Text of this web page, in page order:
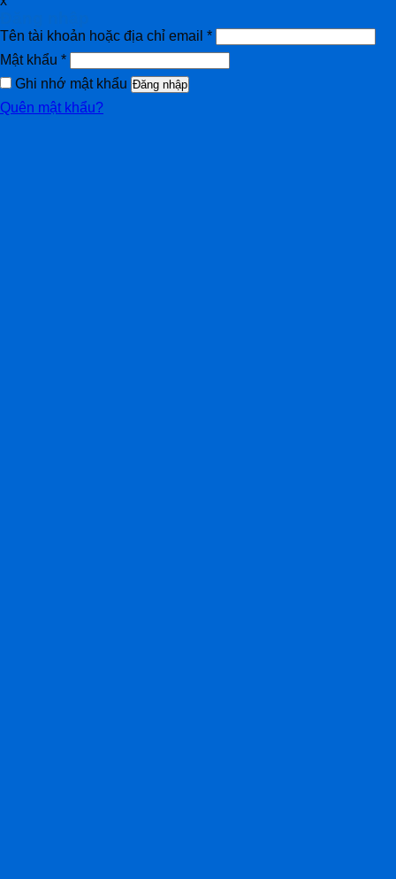
Tên tài khoản hoặc địa chỉ email *
Mật khẩu *
Ghi nhớ mật khẩu Đăng nhập
Quên mật khẩu?